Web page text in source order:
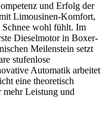
und Erfolg der
Limousinen-Komfort,
Schnee wohl fühlt. Im
Dieselmotor in Boxer-
Meilenstein setzt
stufenlose
Automatik arbeitet
eine theoretisch
mehr Leistung und